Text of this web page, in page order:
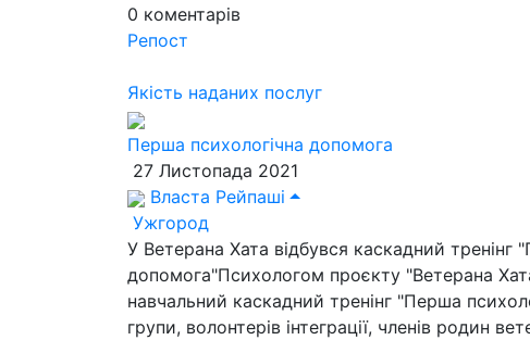
0 коментарів
Репост
Якість наданих послуг
Перша психологічна допомога
27 Листопада 2021
Власта Рейпаші
Ужгород
У Ветерана Хата відбувся каскадний тренінг
допомога"Психологом проєкту "Ветерана
навчальний каскадний тренінг "Перша
групи, волонтерів інтеграції, членів родин